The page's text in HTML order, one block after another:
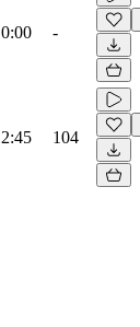
0:00 -
2:45 104